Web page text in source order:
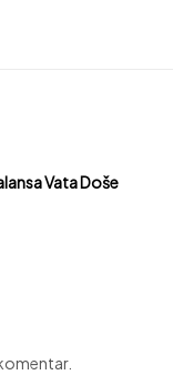
Vata Doše